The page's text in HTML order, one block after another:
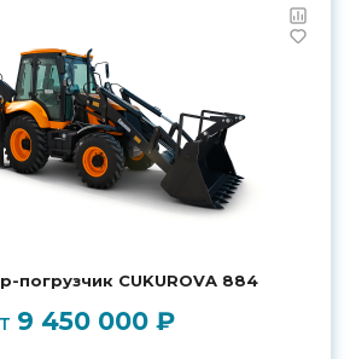
погрузчик CUKUROVA 884
9 450 000 ₽